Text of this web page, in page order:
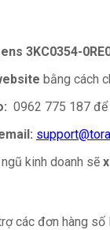
3KC0354-
bằng cách
0962 775 187
kinh doanh sẽ
các đơn hàng số